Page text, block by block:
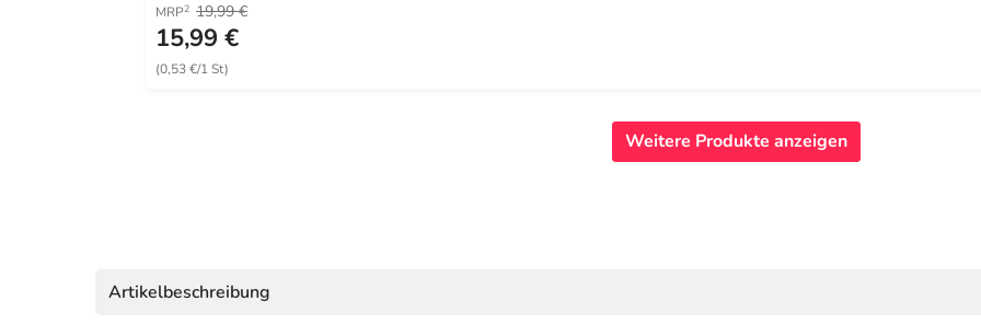
MRP2 19,99 €
15,99 €
(0,53 €/1 St)
Weitere Produkte anzeigen
Artikelbeschreibung